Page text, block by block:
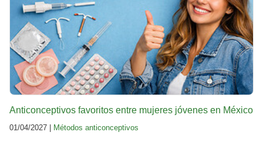
Anticonceptivos favoritos entre mujeres jóvenes en México
01/04/2027 | Métodos anticonceptivos